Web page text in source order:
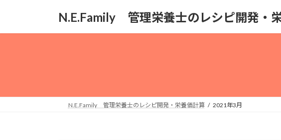
N.E.Family 管理栄養士のレシピ開発・
N.E.Family 管理栄養士のレシピ開発・栄養価計算 2021年3月